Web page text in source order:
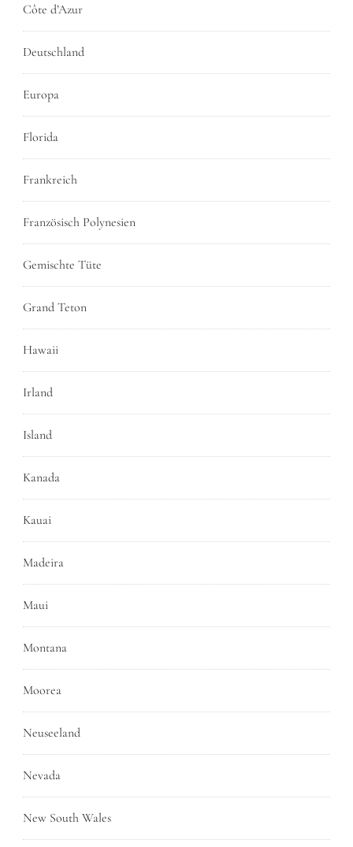
Côte d’Azur
Deutschland
Europa
Florida
Frankreich
Französisch Polynesien
Gemischte Tüte
Grand Teton
Hawaii
Irland
Island
Kanada
Kauai
Madeira
Maui
Montana
Moorea
Neuseeland
Nevada
New South Wales